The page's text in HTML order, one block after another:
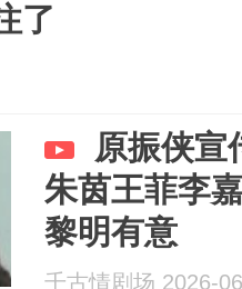
了
原振侠宣
朱茵王菲李
黎明有意
千古情剧场 2026-